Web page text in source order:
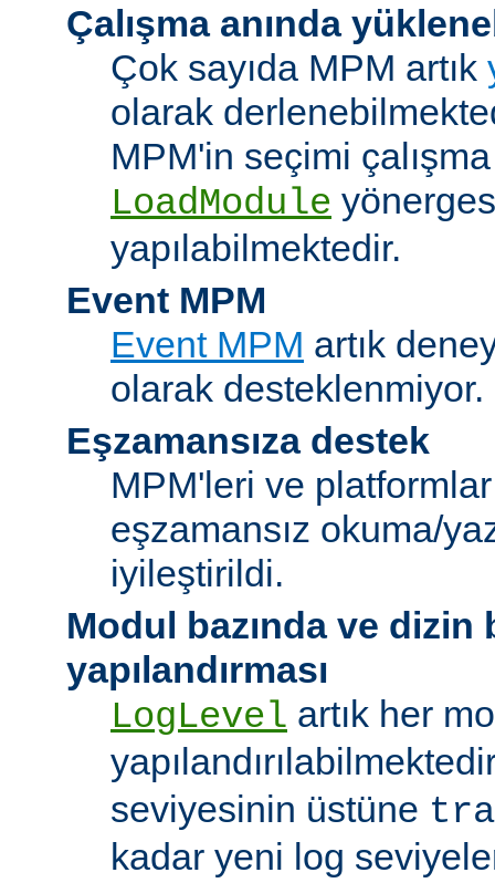
Çalışma anında
Çok sayıda MPM artık
olarak
MPM'in seçimi
LoadModule
yapılabilmektedir.
Event MPM
Event MPM artık
olarak desteklenmiyor.
Eşzamansıza destek
MPM'leri ve
eşzamansız okuma/
iyileştirildi.
Modul bazında ve dizin
yapılandırması
LogLevel artık her
seviyesinin üstüne
kadar yeni log